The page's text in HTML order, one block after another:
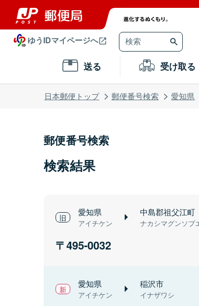
ゆうIDマイページへ
送る 受け取る
日本郵便トップ 郵便番号検索 愛知県
郵便番号検索
検索結果
愛知県
アイチケン
中島郡祖父江町
ナカシマグンソブ
495-0032
愛知県
アイチケン
稲沢市
イナザワシ